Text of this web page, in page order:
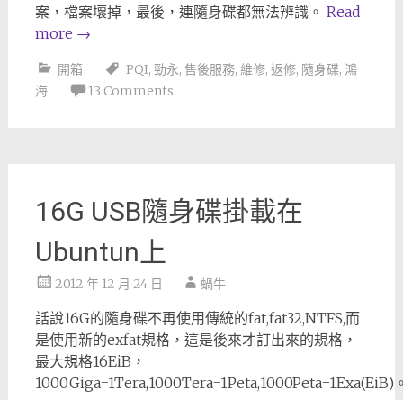
案，檔案壞掉，最後，連隨身碟都無法辨識。 Read
more →
開箱 PQI, 勁永, 售後服務, 維修, 返修, 隨身碟, 鴻
海
13 Comments
16G USB隨身碟掛載在
Ubuntun上
2012 年 12 月 24 日 蝸牛
話說16G的隨身碟不再使用傳統的fat,fat32,NTFS,而
是使用新的exfat規格，這是後來才訂出來的規格，
最大規格16EiB，
1000Giga=1Tera,1000Tera=1Peta,1000Peta=1Exa(EiB)